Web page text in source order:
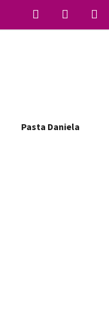
Hledat
KOŠÍK
Pasta Daniela